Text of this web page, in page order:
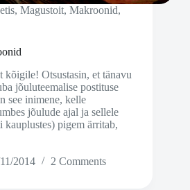
, Magustoit, Makroonid,
Otsustasin, et tänavu
jõuluteemalise postituse
see inimene, kelle
jõulude ajal ja sellele
pigem ärritab,
2014 2 Comments